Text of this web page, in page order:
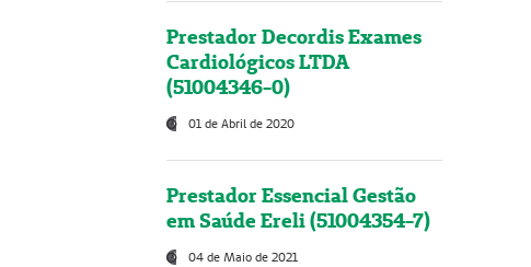
Prestador Decordis Exames
Cardiológicos LTDA
(51004346-0)
01 de Abril de 2020
Prestador Essencial Gestão
em Saúde Ereli (51004354-7)
04 de Maio de 2021